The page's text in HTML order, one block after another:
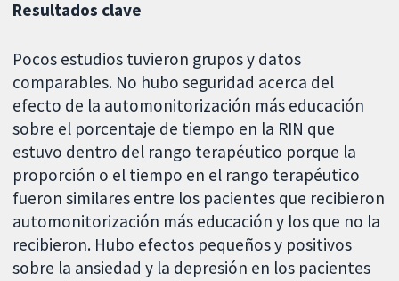
Resultados clave
Pocos estudios tuvieron grupos y datos
comparables. No hubo seguridad acerca del
efecto de la automonitorización más educación
sobre el porcentaje de tiempo en la RIN que
estuvo dentro del rango terapéutico porque la
proporción o el tiempo en el rango terapéutico
fueron similares entre los pacientes que recibieron
automonitorización más educación y los que no la
recibieron. Hubo efectos pequeños y positivos
sobre la ansiedad y la depresión en los pacientes